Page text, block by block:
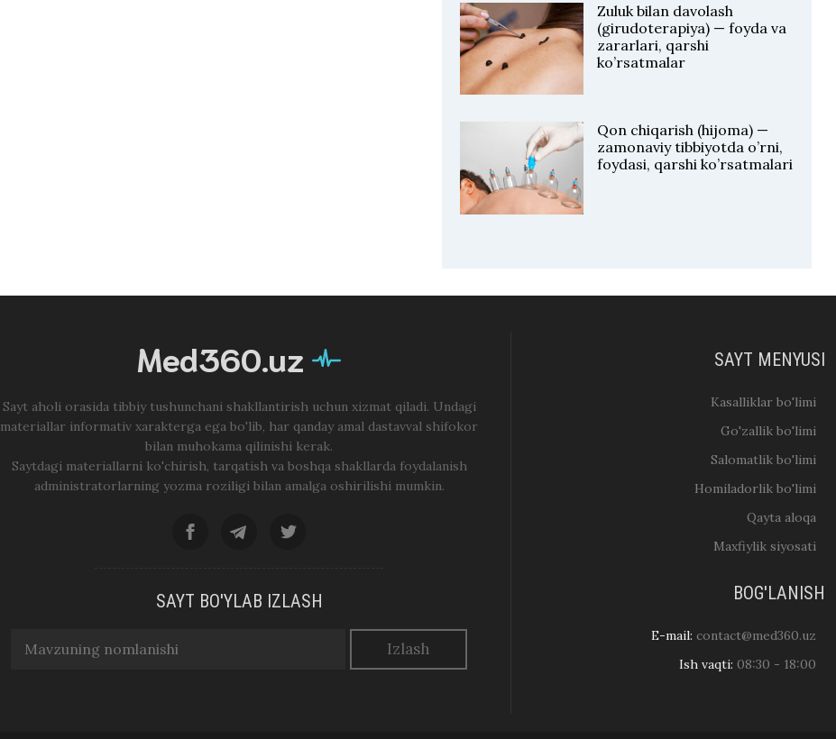
Zuluk bilan davolash
(girudoterapiya) — foyda va
zararlari, qarshi
ko’rsatmalar
Qon chiqarish (hijoma) —
zamonaviy tibbiyotda o’rni,
foydasi, qarshi ko’rsatmalari
Med360.uz
Sayt aholi orasida tibbiy tushunchani shakllantirish uchun xizmat qiladi. Undagi
materiallar informativ xarakterga ega bo'lib, har qanday amal dastavval shifokor
bilan muhokama qilinishi kerak.
Saytdagi materiallarni ko'chirish, tarqatish va boshqa shakllarda foydalanish
administratorlarning yozma roziligi bilan amalga oshirilishi mumkin.
SAYT BO'YLAB IZLASH
SAYT MENYUSI
Kasalliklar bo'limi
Go'zallik bo'limi
Salomatlik bo'limi
Homiladorlik bo'limi
Qayta aloqa
Maxfiylik siyosati
BOG'LANISH
E-mail: contact@med360.uz
Ish vaqti: 08:30 - 18:00